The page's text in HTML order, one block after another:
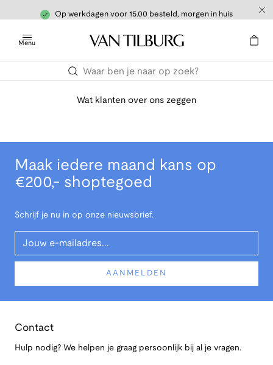
Op werkdagen voor 15.00 besteld, morgen in huis
Menu
Wat klanten over ons zeggen
Maak iedere maand kans op
€200,- shoptegoed
Schrijf je nu in op onze nieuwsbrief.
Your Email
AANMELDEN
Contact
Hulp nodig? We helpen je graag persoonlijk bij al je vragen.